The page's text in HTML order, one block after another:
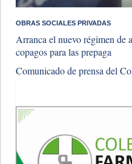
OBRAS SOCIALES PRIVADAS
Arranca el nuevo régimen de
copagos para las prepaga
Comunicado de prensa del